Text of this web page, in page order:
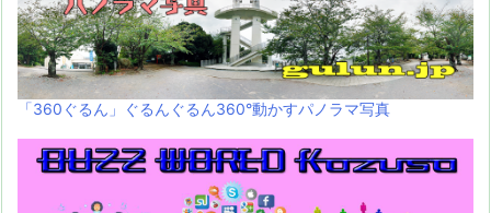
「360ぐるん」ぐるんぐるん360°動かすパノラマ写真